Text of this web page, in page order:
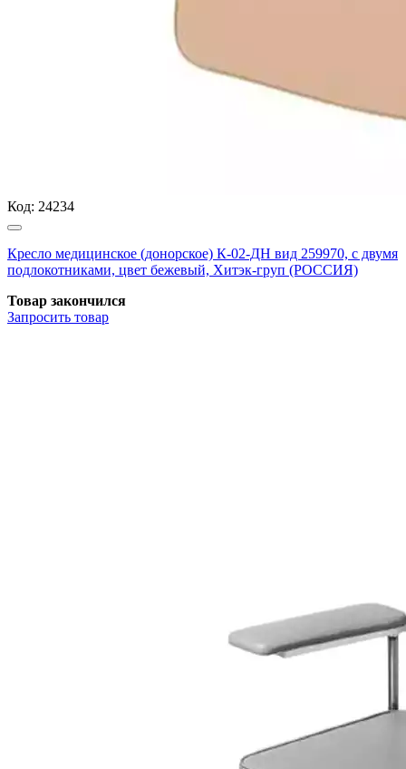
Код: 24234
Кресло медицинское (донорское) К-02-ДН вид 259970, с двумя
подлокотниками, цвет бежевый, Хитэк-груп (РОССИЯ)
Товар закончился
Запросить товар